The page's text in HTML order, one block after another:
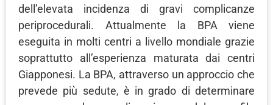
dell’elevata incidenza di gravi complicanze
periprocedurali. Attualmente la BPA viene
eseguita in molti centri a livello mondiale grazie
soprattutto all’esperienza maturata dai centri
Giapponesi. La BPA, attraverso un approccio che
prevede più sedute, è in grado di determinare